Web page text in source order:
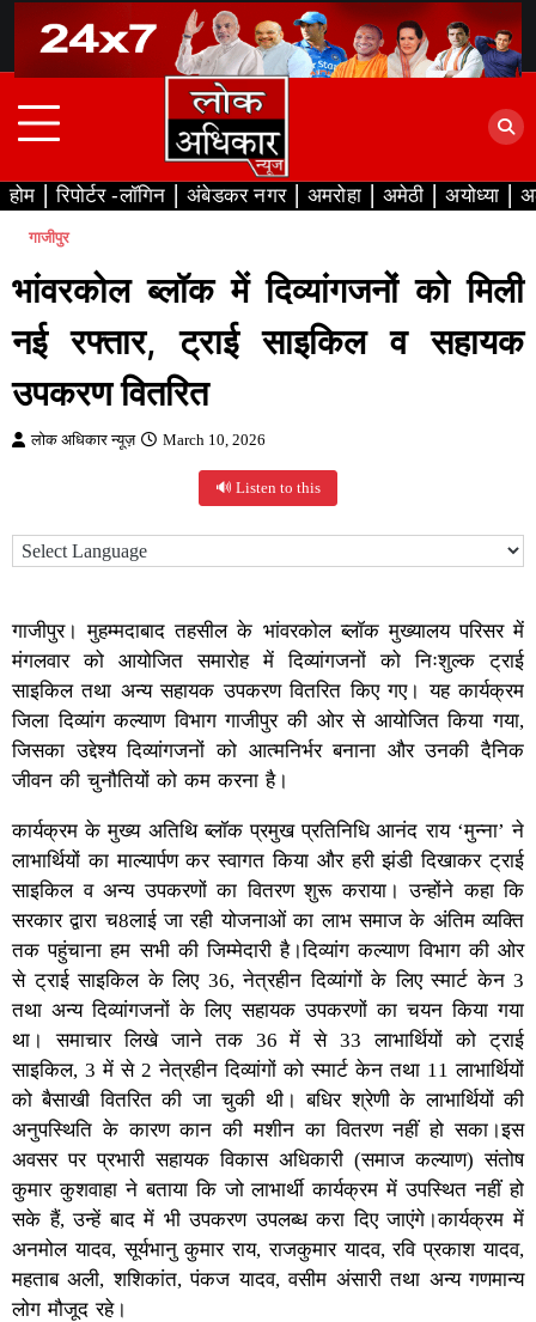
content
होम रिपोर्टर -लॉगिन अंबेडकर नगर अमरोहा अमेठी अयोध्या
गाजीपुर
भांवरकोल ब्लॉक में दिव्यांगजनों को मिली
नई रफ्तार, ट्राई साइकिल व सहायक
उपकरण वितरित
लोक अधिकार न्यूज़ March 10, 2026
🔊 Listen to this
गाजीपुर। मुहम्मदाबाद तहसील के भांवरकोल ब्लॉक मुख्यालय परिसर में
मंगलवार को आयोजित समारोह में दिव्यांगजनों को निःशुल्क ट्राई
साइकिल तथा अन्य सहायक उपकरण वितरित किए गए। यह कार्यक्रम
जिला दिव्यांग कल्याण विभाग गाजीपुर की ओर से आयोजित किया गया,
जिसका उद्देश्य दिव्यांगजनों को आत्मनिर्भर बनाना और उनकी दैनिक
जीवन की चुनौतियों को कम करना है।
कार्यक्रम के मुख्य अतिथि ब्लॉक प्रमुख प्रतिनिधि आनंद राय ‘मुन्ना’ ने
लाभार्थियों का माल्यार्पण कर स्वागत किया और हरी झंडी दिखाकर ट्राई
साइकिल व अन्य उपकरणों का वितरण शुरू कराया। उन्होंने कहा कि
सरकार द्वारा च8लाई जा रही योजनाओं का लाभ समाज के अंतिम व्यक्ति
तक पहुंचाना हम सभी की जिम्मेदारी है।दिव्यांग कल्याण विभाग की ओर
से ट्राई साइकिल के लिए 36, नेत्रहीन दिव्यांगों के लिए स्मार्ट केन 3
तथा अन्य दिव्यांगजनों के लिए सहायक उपकरणों का चयन किया गया
था। समाचार लिखे जाने तक 36 में से 33 लाभार्थियों को ट्राई
साइकिल, 3 में से 2 नेत्रहीन दिव्यांगों को स्मार्ट केन तथा 11 लाभार्थियों
को बैसाखी वितरित की जा चुकी थी। बधिर श्रेणी के लाभार्थियों की
अनुपस्थिति के कारण कान की मशीन का वितरण नहीं हो सका।इस
अवसर पर प्रभारी सहायक विकास अधिकारी (समाज कल्याण) संतोष
कुमार कुशवाहा ने बताया कि जो लाभार्थी कार्यक्रम में उपस्थित नहीं हो
सके हैं, उन्हें बाद में भी उपकरण उपलब्ध करा दिए जाएंगे।कार्यक्रम में
अनमोल यादव, सूर्यभानु कुमार राय, राजकुमार यादव, रवि प्रकाश यादव,
महताब अली, शशिकांत, पंकज यादव, वसीम अंसारी तथा अन्य गणमान्य
लोग मौजूद रहे।